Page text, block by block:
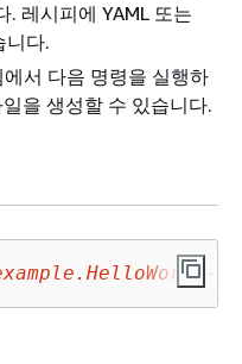
. 레시피에 YAML 또는
니다.
서 다음 명령을 실행하
을 생성할 수 있습니다.